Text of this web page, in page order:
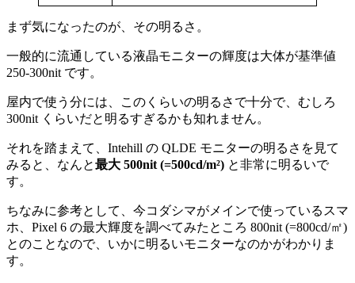
まず気になったのが、その明るさ。
一般的に流通している液晶モニターの輝度は大体が基準値
250-300nit です。
屋内で使う分には、このくらいの明るさで十分で、むしろ
300nit くらいだと明るすぎるかも知れません。
それを踏まえて、Intehill の QLDE モニターの明るさを見て
みると、なんと最大 500nit (=500cd/m²) と非常に明るいで
す。
ちなみに参考として、今コダシマがメインで使っているスマ
ホ、Pixel 6 の最大輝度を調べてみたところ 800nit (=800cd/㎡)
とのことなので、いかに明るいモニターなのかがわかりま
す。